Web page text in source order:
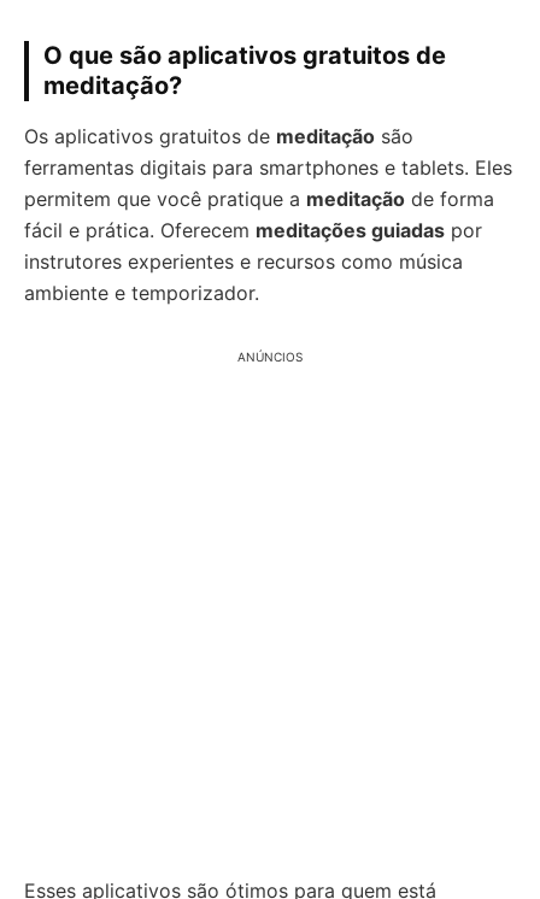
O que são aplicativos gratuitos de
meditação?
Os aplicativos gratuitos de meditação são
ferramentas digitais para smartphones e tablets. Eles
permitem que você pratique a meditação de forma
fácil e prática. Oferecem meditações guiadas por
instrutores experientes e recursos como música
ambiente e temporizador.
ANÚNCIOS
Esses aplicativos são ótimos para quem está